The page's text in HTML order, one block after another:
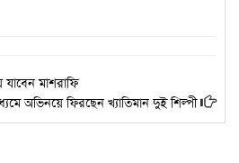
যাবেন মাশরাফি
অভিনয়ে ফিরছেন খ্যাতিমান দুই শিল্পী